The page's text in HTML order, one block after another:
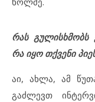
რას
რა იყო თქვენი
აი, ახლა, ამ
გაძლევთ